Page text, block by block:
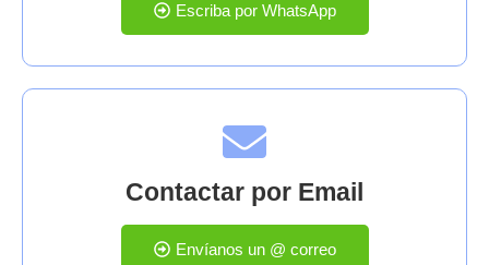
Escriba por WhatsApp
Contactar por Email
Envíanos un @ correo